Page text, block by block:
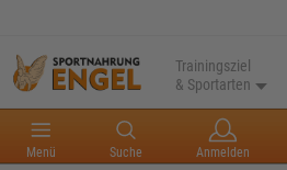
Trainingsziel
& Sportarten
Menü Suche Anmelden